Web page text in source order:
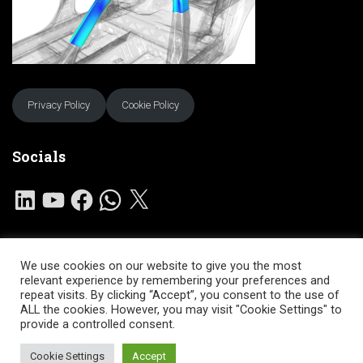
Privacy Policy Cookie Policy
Socials
L
E
Y
O
U
F
A
B
K
W
H
A
S
P
X
HOME SERVIZI SOFTWARE COMUNITA’
CONTATTI
Hestia | Developed by
We use cookies on our website to give you the most
relevant experience by remembering your preferences and
repeat visits. By clicking “Accept”, you consent to the use of
ALL the cookies. However, you may visit "Cookie Settings" to
provide a controlled consent.
Cookie Settings Accept